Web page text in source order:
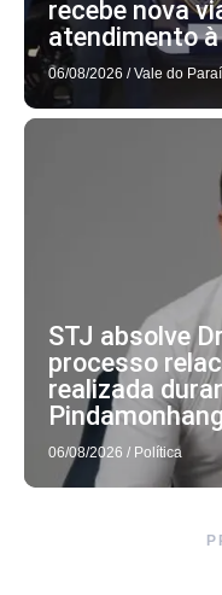
recebe nova
atendimento
06/08/2026 / Vale do
STJ absolve
processo
realizada
06/08/2026 / Política